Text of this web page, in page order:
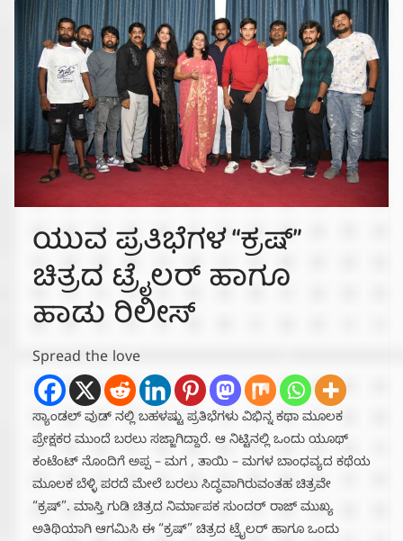
ಯುವ ಪ್ರತಿಭೆಗಳ “ಕ್ರಷ್”
ಚಿತ್ರದ ಟ್ರೈಲರ್ ಹಾಗೂ
ಹಾಡು ರಿಲೀಸ್
Spread the love
ಸ್ಯಾಂಡಲ್ ವುಡ್ ನಲ್ಲಿ ಬಹಳಷ್ಟು ಪ್ರತಿಭೆಗಳು ವಿಭಿನ್ನ ಕಥಾ ಮೂಲಕ
ಪ್ರೇಕ್ಷಕರ ಮುಂದೆ ಬರಲು ಸಜ್ಜಾಗಿದ್ದಾರೆ. ಆ ನಿಟ್ಟಿನಲ್ಲಿ ಒಂದು ಯೂಥ್
ಕಂಟೆಂಟ್ ನೊಂದಿಗೆ ಅಪ್ಪ – ಮಗ , ತಾಯಿ – ಮಗಳ ಬಾಂಧವ್ಯದ ಕಥೆಯ
ಮೂಲಕ ಬೆಳ್ಳಿ ಪರದೆ ಮೇಲೆ ಬರಲು ಸಿದ್ಧವಾಗಿರುವಂತಹ ಚಿತ್ರವೇ
“ಕ್ರಷ್”. ಮಾಸ್ತಿ ಗುಡಿ ಚಿತ್ರದ ನಿರ್ಮಾಪಕ ಸುಂದರ್ ರಾಜ್ ಮುಖ್ಯ
ಅತಿಥಿಯಾಗಿ ಆಗಮಿಸಿ ಈ “ಕ್ರಷ್” ಚಿತ್ರದ ಟ್ರೈಲರ್ ಹಾಗೂ ಒಂದು